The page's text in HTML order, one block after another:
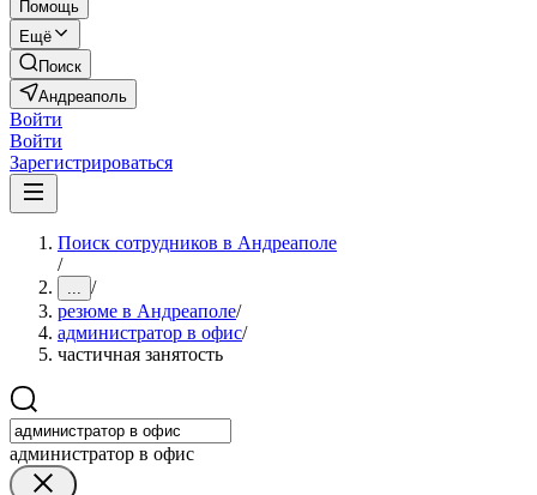
Помощь
Ещё
Поиск
Андреаполь
Войти
Войти
Зарегистрироваться
Поиск сотрудников в Андреаполе
/
... /
резюме в Андреаполе/
администратор в офис/
частичная занятость
администратор в офис